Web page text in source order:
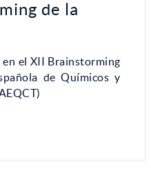
de la
en el XII Brainstorming
de Químicos y